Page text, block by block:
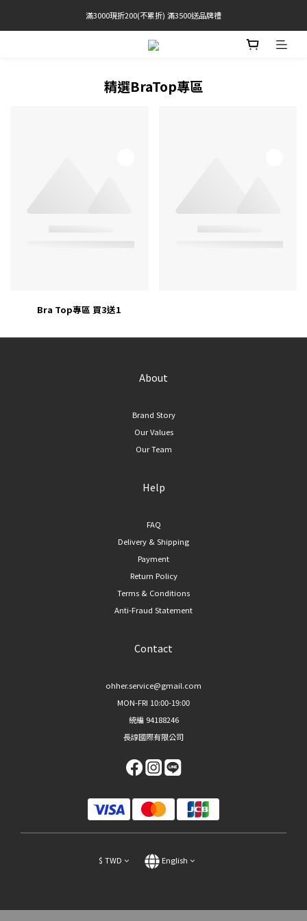
官網限定! 滿千免運(僅限台灣本島)
滿3000現折200(不累折) 滿3500送品牌禮
Free Shipping On Orders Over $2000 (TW Only)
精選BraTop專區
Bra Top專區 買3送1
About
Brand Story
Our Values
Our Team
Help
FAQ
Delivery & Shipping
Payment
Return Policy
Terms & Conditions
Anti-Fraud Statement
Contact
ohher.service@gmail.com
MON-FRI 10:00-19:00
統編 94188246
長諄國際有限公司
$ TWD English